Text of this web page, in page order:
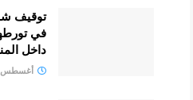
توقيف
في
داخل
أغسطس 7, 2026